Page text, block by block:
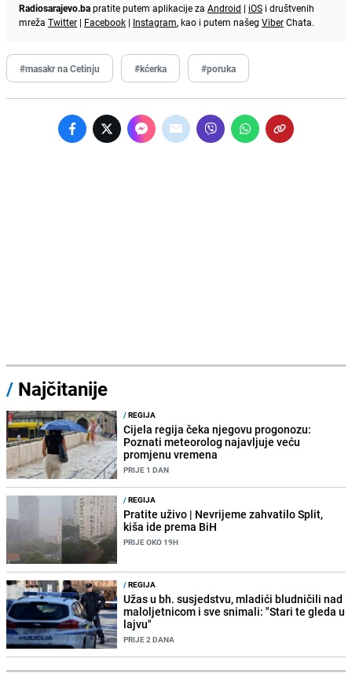
Radiosarajevo.bapratite putem aplikacije za Android | iOS i društvenih
mreža Twitter | Facebook | Instagram, kao i putem našeg ViberChata.
#masakr na Cetinju #kćerka #poruka
/ Najčitanije
/REGIJA
Cijela regija čeka njegovu progonozu:
Poznati meteorolog najavljuje veću
promjenu vremena
PRIJE 1 DAN
/REGIJA
Pratite uživo | Nevrijeme zahvatilo Split,
kiša ide prema BiH
PRIJE OKO 19H
/REGIJA
Užas u bh. susjedstvu, mladići bludničili nad
maloljetnicom i sve snimali: "Stari te gleda u
lajvu"
PRIJE 2 DANA